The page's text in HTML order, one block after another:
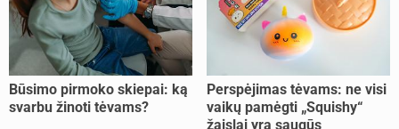
Būsimo pirmoko skiepai: ką
svarbu žinoti tėvams?
Perspėjimas tėvams: ne visi
vaikų pamėgti „Squishy“
žaislai yra saugūs